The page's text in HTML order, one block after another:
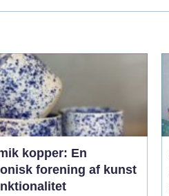
kopper: En
forening af kunst